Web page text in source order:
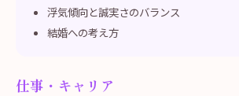
浮気傾向と誠実さのバランス
結婚への考え方
仕事・キャリア